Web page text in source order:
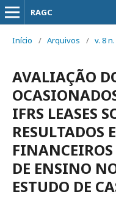
RAGC
Início / Arquivos / v. 8
AVALIAÇÃO
IFRS LEASES
RESULTADOS
DE ENSINO
ESTUDO DE